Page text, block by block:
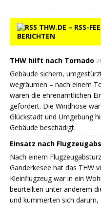
THW.DE – RSS-
BERICHTEN
THW hilft nach Tornado
Gebäude sichern,
wegräumen – nach einem
waren die ehrenamtlichen
gefordert. Die Windhose
Glückstadt und Umgebung
Gebäude beschädigt.
Einsatz nach
Nach einem
Ganderkesee hat das THW
Kleinflugzeug war in ein
beurteilten unter anderem
und kümmerten sich darum,